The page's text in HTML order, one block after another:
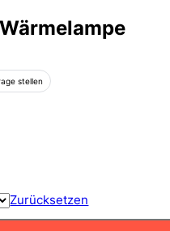
stellen
Zurücksetzen